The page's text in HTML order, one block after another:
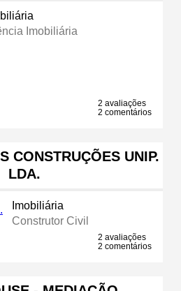
Imobiliária
2 avaliações
2 comentários
CONSTRUÇÕES UNIP.
LDA.
Imobiliária
Construtor Civil
2 avaliações
2 comentários